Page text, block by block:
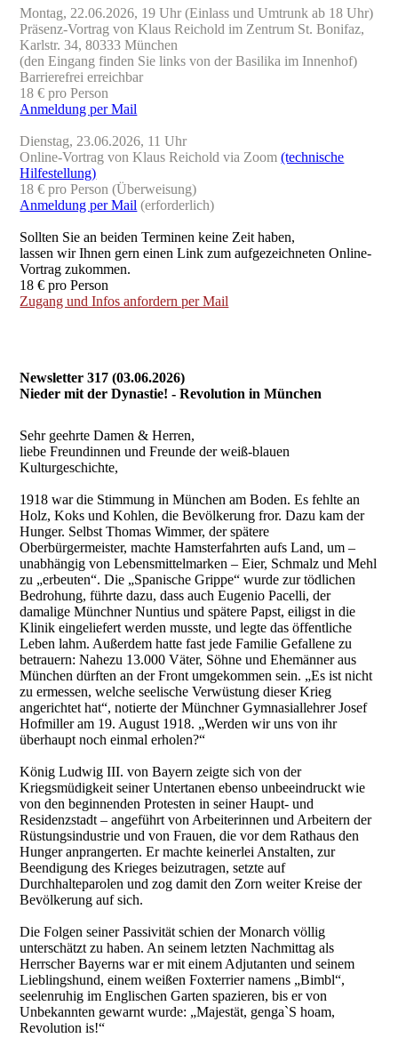
Montag, 22.06.2026, 19 Uhr (Einlass und Umtrunk ab 18 Uhr)
Präsenz-Vortrag von Klaus Reichold im Zentrum St. Bonifaz,
Karlstr. 34, 80333 München
(den Eingang finden Sie links von der Basilika im Innenhof)
Barrierefrei erreichbar
18 € pro Person
Anmeldung per Mail
Dienstag, 23.06.2026, 11 Uhr
Online-Vortrag von Klaus Reichold via Zoom(technische
Hilfestellung)
18 € pro Person (Überweisung)
Anmeldung per Mail (erforderlich)
Sollten Sie an beiden Terminen keine Zeit haben,
lassen wir Ihnen gern einen Link zum aufgezeichneten Online-
Vortrag zukommen.
18 € pro Person
Zugang und Infos anfordern per Mail
Newsletter 317 (03.06.2026)
Nieder mit der Dynastie! - Revolution in München
Sehr geehrte Damen & Herren,
liebe Freundinnen und Freunde der weiß-blauen
Kulturgeschichte,
1918 war die Stimmung in München am Boden. Es fehlte an
Holz, Koks und Kohlen, die Bevölkerung fror. Dazu kam der
Hunger. Selbst Thomas Wimmer, der spätere
Oberbürgermeister, machte Hamsterfahrten aufs Land, um –
unabhängig von Lebensmittelmarken – Eier, Schmalz und Mehl
zu „erbeuten“. Die „Spanische Grippe“ wurde zur tödlichen
Bedrohung, führte dazu, dass auch Eugenio Pacelli, der
damalige Münchner Nuntius und spätere Papst, eiligst in die
Klinik eingeliefert werden musste, und legte das öffentliche
Leben lahm. Außerdem hatte fast jede Familie Gefallene zu
betrauern: Nahezu 13.000 Väter, Söhne und Ehemänner aus
München dürften an der Front umgekommen sein. „Es ist nicht
zu ermessen, welche seelische Verwüstung dieser Krieg
angerichtet hat“, notierte der Münchner Gymnasiallehrer Josef
Hofmiller am 19. August 1918. „Werden wir uns von ihr
überhaupt noch einmal erholen?“
König Ludwig III. von Bayern zeigte sich von der
Kriegsmüdigkeit seiner Untertanen ebenso unbeeindruckt wie
von den beginnenden Protesten in seiner Haupt- und
Residenzstadt – angeführt von Arbeiterinnen und Arbeitern der
Rüstungsindustrie und von Frauen, die vor dem Rathaus den
Hunger anprangerten. Er machte keinerlei Anstalten, zur
Beendigung des Krieges beizutragen, setzte auf
Durchhalteparolen und zog damit den Zorn weiter Kreise der
Bevölkerung auf sich.
Die Folgen seiner Passivität schien der Monarch völlig
unterschätzt zu haben. An seinem letzten Nachmittag als
Herrscher Bayerns war er mit einem Adjutanten und seinem
Lieblingshund, einem weißen Foxterrier namens „Bimbl“,
seelenruhig im Englischen Garten spazieren, bis er von
Unbekannten gewarnt wurde: „Majestät, genga`S hoam,
Revolution is!“